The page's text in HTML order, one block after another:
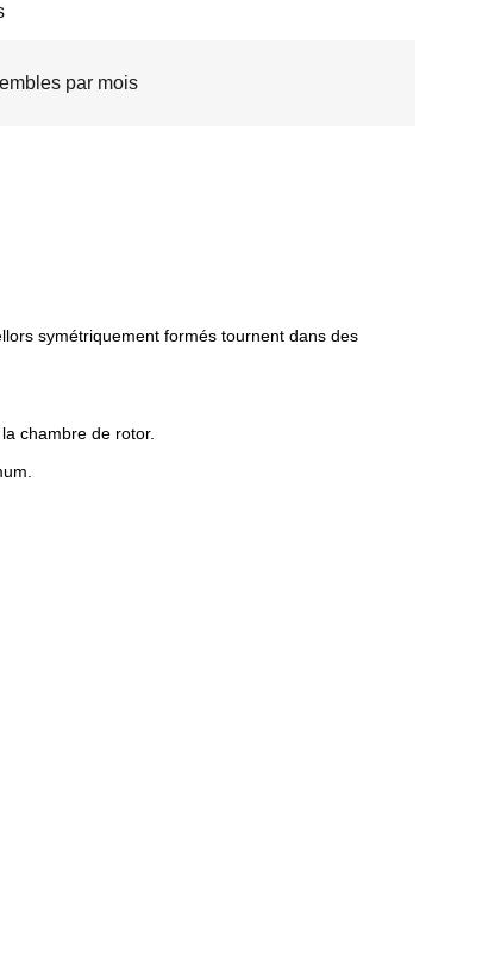
par mois
symétriquement formés tournent dans des
chambre de rotor.